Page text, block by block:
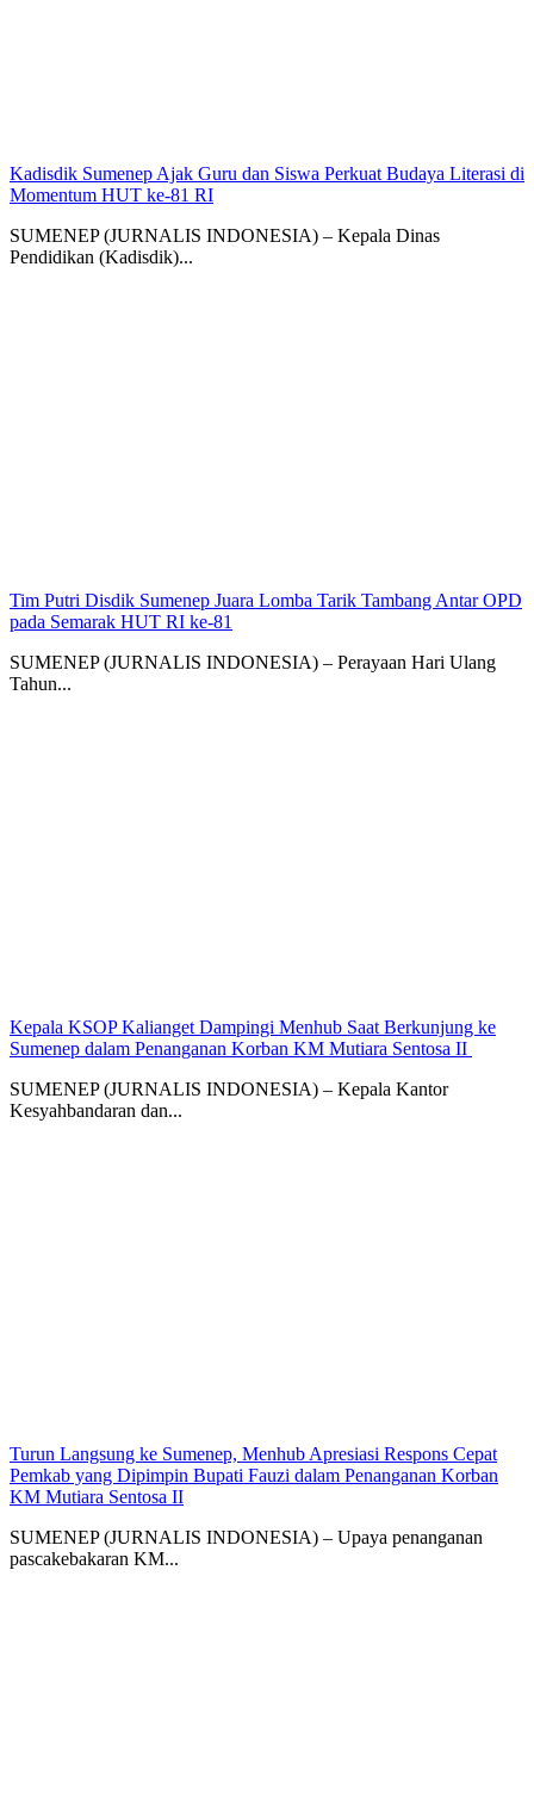
Kadisdik Sumenep Ajak Guru dan Siswa Perkuat Budaya Literasi di
Momentum HUT ke-81 RI
SUMENEP (JURNALIS INDONESIA) – Kepala Dinas
Pendidikan (Kadisdik)...
Tim Putri Disdik Sumenep Juara Lomba Tarik Tambang Antar OPD
pada Semarak HUT RI ke-81
SUMENEP (JURNALIS INDONESIA) – Perayaan Hari Ulang
Tahun...
Kepala KSOP Kalianget Dampingi Menhub Saat Berkunjung ke
Sumenep dalam Penanganan Korban KM Mutiara Sentosa II
SUMENEP (JURNALIS INDONESIA) – Kepala Kantor
Kesyahbandaran dan...
Turun Langsung ke Sumenep, Menhub Apresiasi Respons Cepat
Pemkab yang Dipimpin Bupati Fauzi dalam Penanganan Korban
KM Mutiara Sentosa II
SUMENEP (JURNALIS INDONESIA) – Upaya penanganan
pascakebakaran KM...